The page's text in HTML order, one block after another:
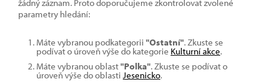
žádný záznam. Proto doporučujeme zkontrolovat zvolené
parametry hledání:
Máte vybranou podkategorii "Ostatní". Zkuste se
podívat o úroveň výše do kategorie Kulturní akce.
Máte vybranou oblast"Polka". Zkuste se podívat o
úroveň výše do oblasti Jesenicko.